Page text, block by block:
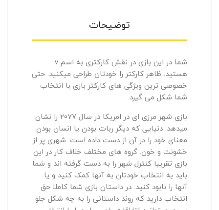
توضیحات
شما در این بازی در نقش کارکتری به اسم v
هستید. ظاهر کارکتر را خودتان طراحی میکنید. حتی
خصوصی ترین ویژگی های کارکتر بازی با انتخاب
شما شکل می گیرد.
بازی شهر مرزی ای در امریکا در سال ۲۰۷۷ را نشان
میدهد. دنیایی که دیگر ربات بودن یا انسان بودن
معنای خود را در آن از دست داده است. شهری پر از
خشونت و خون. گروه های مختلف خلاف کار در این
بازی تقریبا کنترل شهر را به دست گرفته اند و شما
باید به انتخاب خودتان به آنها کمک کنید و یا
آنها را نابود کنید. در داستان بازی شما کاملا حق
انتخاب دارید که روند داستانی را به چه شکل جلو